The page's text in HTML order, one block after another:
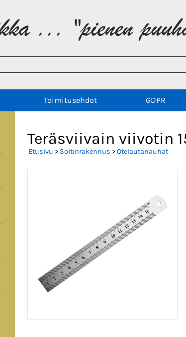
Toimitusehdot GDPR
Teräsviivain viivotin
Etusivu > Soitinrakennus > Otelautanauhat